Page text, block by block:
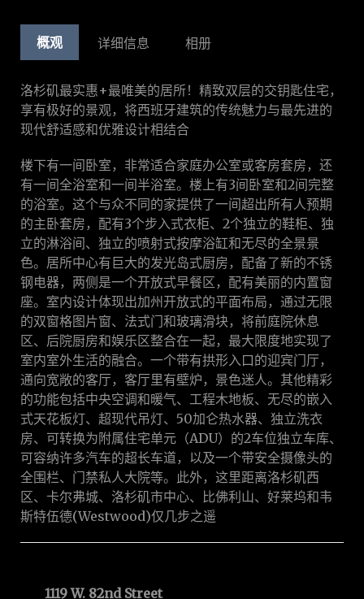
概观 详细信息 相册
洛杉矶最实惠+最唯美的居所！精致双层的交钥匙住宅，
享有极好的景观，将西班牙建筑的传统魅力与最先进的
现代舒适感和优雅设计相结合
楼下有一间卧室，非常适合家庭办公室或客房套房，还
有一间全浴室和一间半浴室。楼上有3间卧室和2间完整
的浴室。这个与众不同的家提供了一间超出所有人预期
的主卧套房，配有3个步入式衣柜、2个独立的鞋柜、独
立的淋浴间、独立的喷射式按摩浴缸和无尽的全景景
色。居所中心有巨大的发光岛式厨房，配备了新的不锈
钢电器，两侧是一个开放式早餐区，配有美丽的内置窗
座。室内设计体现出加州开放式的平面布局，通过无限
的双窗格图片窗、法式门和玻璃滑块，将前庭院休息
区、后院厨房和娱乐区整合在一起，最大限度地实现了
室内室外生活的融合。一个带有拱形入口的迎宾门厅，
通向宽敞的客厅，客厅里有壁炉，景色迷人。其他精彩
的功能包括中央空调和暖气、工程木地板、无尽的嵌入
式天花板灯、超现代吊灯、50加仑热水器、独立洗衣
房、可转换为附属住宅单元（ADU）的2车位独立车库、
可容纳许多汽车的超长车道，以及一个带安全摄像头的
全围栏、门禁私人大院等。此外，这里距离洛杉矶西
区、卡尔弗城、洛杉矶市中心、比佛利山、好莱坞和韦
斯特伍德(Westwood)仅几步之遥
1119 W. 82nd Street